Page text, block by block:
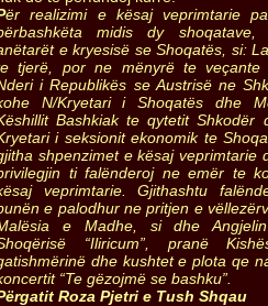
ër realizimi e kësaj veprimtarie
midis dy
e kryesisë se Shoqatës, si:
tjerë, por ne mënyrë te veçante
i Republikës se Austrisë ne
N/Kryetari i Shoqatës dhe
Bashkiak te qytetit
i seksionit ekonomik te
shpenzimet e kësaj
ti falënderoj ne emër te
veprimtarie. Gjithashtu
e palodhur ne pritjen e
e Madhe, si dhe
“Iliricum”, pranë
dhe kushtet e plota qe
“Te gëzojmë se bashku”.
Roza Pjetri e Tush Shqau